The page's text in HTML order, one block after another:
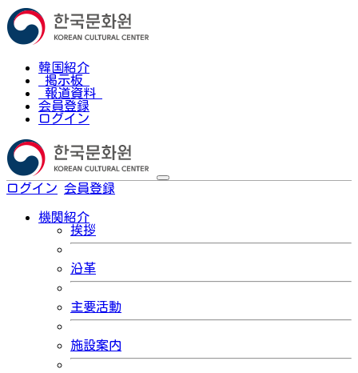
韓国紹介
掲示板
報道資料
会員登録
ログイン
ログイン 会員登録
機関紹介
挨拶
沿革
主要活動
施設案内